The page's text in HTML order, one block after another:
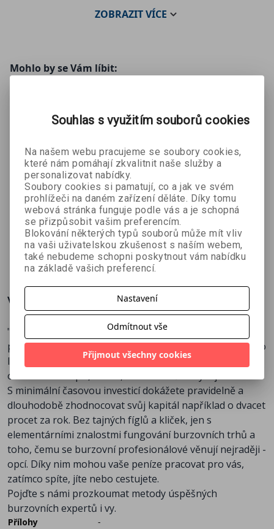
ZOBRAZITVÍCE
Mohlo by se Vám líbit:
Nebojte se
akcií 1. díl
Christian Thiel
269 Kč 299 Kč
Nebojte se
akcií 2. díl
Christian Thiel
269 Kč 299 Kč
Stát se
investorem
Splítek
382 Kč 449 Kč
Více o knize
"Tvrdě pracuj a vyděláš si peníze." Zdá se vám to
povědomé? Jan Široký vám ve svém bestselleru, který po
letech znovu vychází jako kompletní průvodce světem
obchodování opcí, ukáže, že tomu může být i jinak.
S minimální časovou investicí dokážete pravidelně a
dlouhodobě zhodnocovat svůj kapitál například o dvacet
procet za rok. Bez tajných fíglů a kliček, jen s
elementárními znalostmi fungování burzovních trhů a
toho, čemu se burzovní profesionálové věnují nejraději -
opcí. Díky nim mohou vaše peníze pracovat pro vás,
zatímco spíte, jíte nebo cestujete.
Pojďte s námi prozkoumat metody úspěšných
burzovních expertů i vy.
Přílohy
-
Souhlas s využitím souborů cookies
Na našem webu pracujeme se soubory cookies,
které nám pomáhají zkvalitnit naše služby a
personalizovat nabídky.
Soubory cookies si pamatují, co a jak ve svém
prohlížeči na daném zařízení děláte. Díky tomu
webová stránka funguje podle vás a je schopná
se přizpůsobit vašim preferencím.
Blokování některých typů souborů může mít vliv
na vaši uživatelskou zkušenost s naším webem,
také nebudeme schopni poskytnout vám nabídku
na základě vašich preferencí.
Nastavení
Odmítnout vše
Přijmout všechny cookies